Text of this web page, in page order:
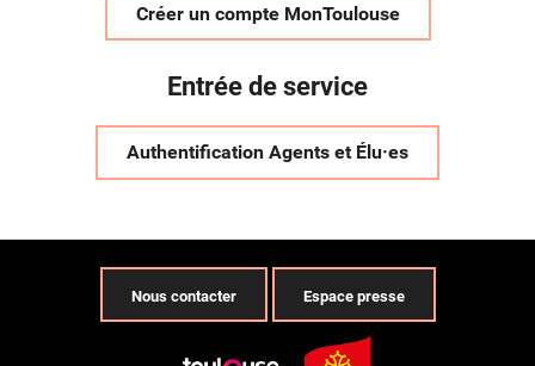
Créer un compte MonToulouse
Entrée de service
Authentification Agents et Élu·es
Nous contacter Espace presse